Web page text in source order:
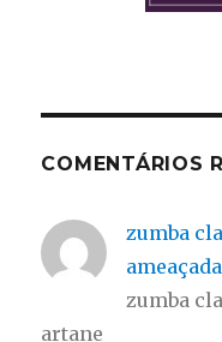
COMENTÁRIOS
zumba
ameaçada
zumba
artane